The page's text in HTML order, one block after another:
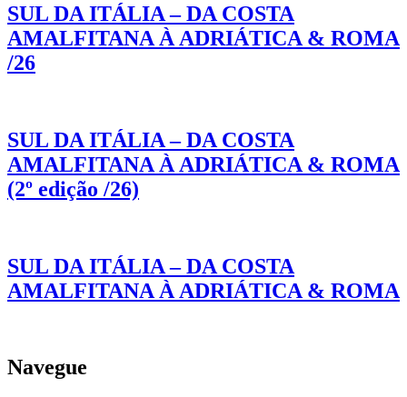
SUL DA ITÁLIA – DA COSTA
AMALFITANA À ADRIÁTICA & ROMA
/26
SUL DA ITÁLIA – DA COSTA
AMALFITANA À ADRIÁTICA & ROMA
(2º edição /26)
SUL DA ITÁLIA – DA COSTA
AMALFITANA À ADRIÁTICA & ROMA
Navegue